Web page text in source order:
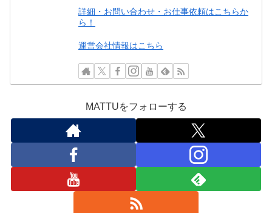
詳細・お問い合わせ・お仕事依頼はこちらか
ら！
運営会社情報はこちら
MATTUをフォローする